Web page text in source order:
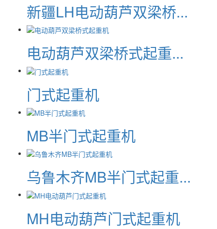
新疆LH电动葫芦双梁桥...
电动葫芦双梁桥式起重...
门式起重机
MB半门式起重机
乌鲁木齐MB半门式起重...
MH电动葫芦门式起重机